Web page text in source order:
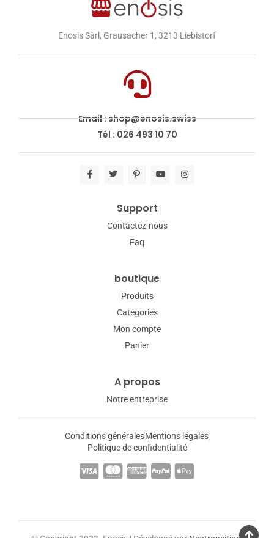
Enosis Sàrl, Grausacher 1, 3213 Liebistorf
Email : shop@enosis.swiss
Tél : 026 493 10 70
Support
Contactez-nous
Faq
boutique
Produits
Catégories
Mon compte
Panier
A propos
Notre entreprise
Conditions généralesMentions légales
Politique de confidentialité